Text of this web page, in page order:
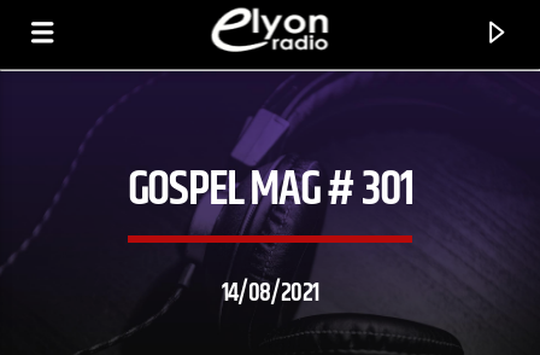
RADIO ELYON
POSITIVE ET ENCOURAGEANTE !
GOSPEL MAG # 301
14/08/2021